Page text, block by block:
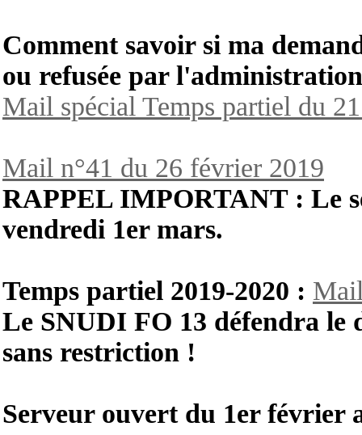
Comment savoir si ma
ou refusée par
Mail spécial Temps partiel du
Mail n°41 du 26 février 2019
RAPPEL IMPORTANT : Le
vendredi 1er mars.
Temps partiel 2019-2020 :
Le SNUDI FO 13 défendra le
sans restriction !
Serveur ouvert du 1er février